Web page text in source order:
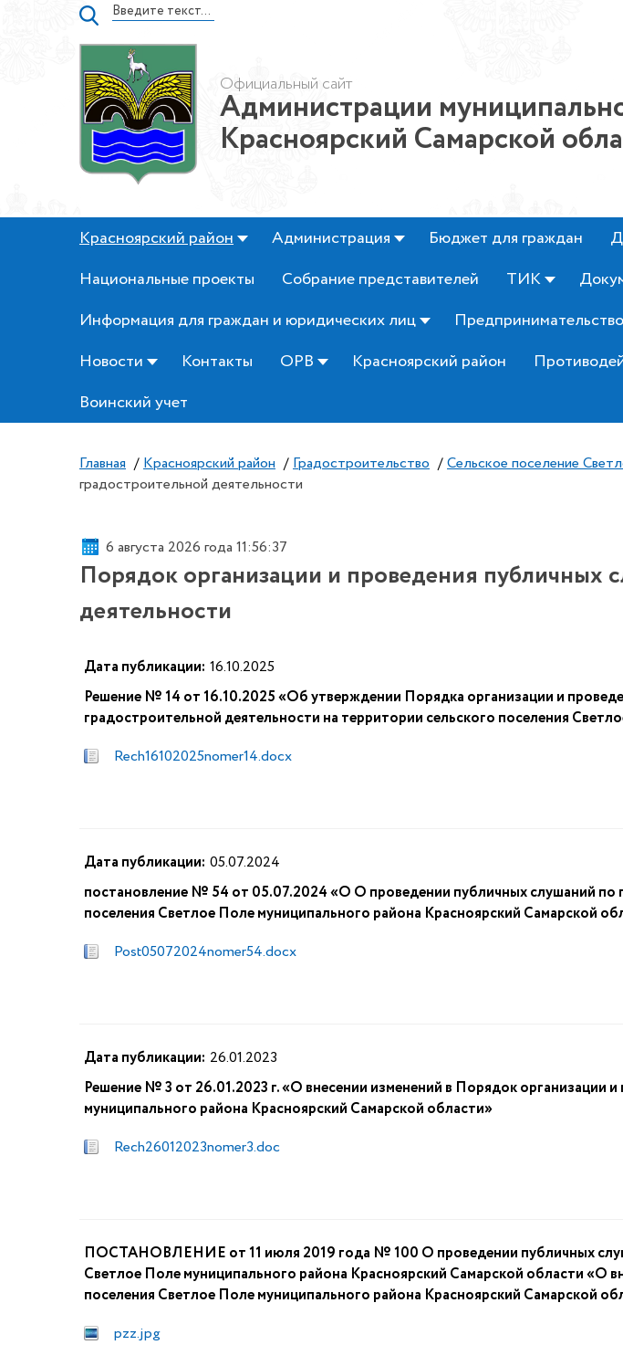
Официальный сайт
Администрации
Красноярский Самарской
Красноярский район Администрация Бюджет для граждан
Национальные проекты
Собрание представителей ТИК
Информация для граждан и юридических лиц
Предпринимательство
Новости
Контакты ОРВ Красноярский район
Воинский учет
Главная / Красноярский район / Градостроительство / Сельское поселение
градостроительной деятельности
6 августа 2026 года 11:56:38
Порядок организации и проведения публичных
деятельности
Дата публикации: 16.10.2025
Решение № 14 от 16.10.2025 «Об утверждении Порядка организации и
градостроительной деятельности на территории сельского поселения
Rech16102025nomer14.docx
Дата публикации: 05.07.2024
постановление № 54 от 05.07.2024 «О О проведении публичных слушаний по
поселения Светлое Поле муниципального района Красноярский Самарской
Post05072024nomer54.docx
Дата публикации: 26.01.2023
Решение № 3 от 26.01.2023 г. «О внесении изменений в Порядок организации
муниципального района Красноярский Самарской области»
Rech26012023nomer3.doc
ПОСТАНОВЛЕНИЕ от 11 июля 2019 года № 100 О проведении публичных
Светлое Поле муниципального района Красноярский Самарской области «О
поселения Светлое Поле муниципального района Красноярский Самарской
pzz.jpg